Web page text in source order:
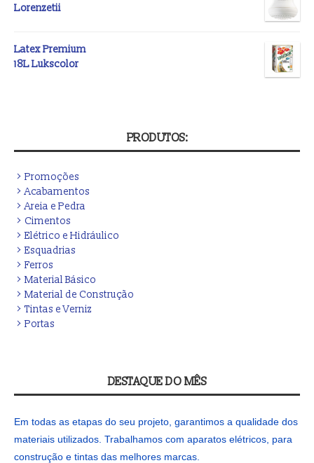
Lorenzetii
Latex Premium
18L Lukscolor
PRODUTOS:
Promoções
Acabamentos
Areia e Pedra
Cimentos
Elétrico e Hidráulico
Esquadrias
Ferros
Material Básico
Material de Construção
Tintas e Verniz
Portas
DESTAQUE DO MÊS
Em todas as etapas do seu projeto, garantimos a qualidade dos
materiais utilizados. Trabalhamos com aparatos elétricos, para
construção e tintas das melhores marcas.